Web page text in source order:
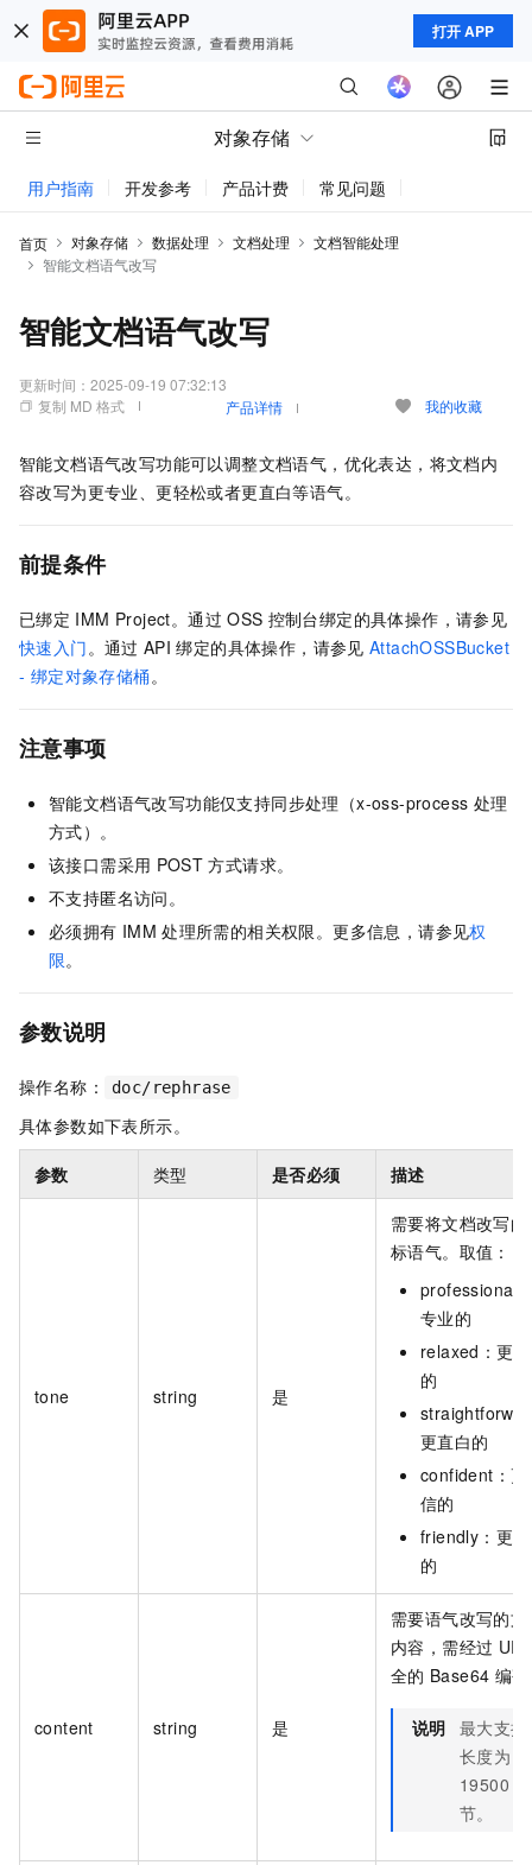
打开 APP
对象存储
用户指南 开发参考 产品计费 常见问题
首页 对象存储 数据处理 文档处理
文档智能处理
智能文档语气改写
智能文档语气改写
更新时间： 2025-09-19 07:32:13
复制 MD 格式
产品详情 我的收藏
智能文档语气改写功能可以调整文档语气，优化表达，将文档内
容改写为更专业、更轻松或者更直白等语气。
前提条件
已绑定 IMM Project。通过 OSS 控制台绑定的具体操作，请参见
快速入门。通过 API 绑定的具体操作，请参见 AttachOSSBucket
- 绑定对象存储桶。
注意事项
智能文档语气改写功能仅支持同步处理（x-oss-process 处理
方式）。
该接口需采用 POST 方式请求。
不支持匿名访问。
必须拥有 IMM 处理所需的相关权限。更多信息，请参见权
限。
参数说明
操作名称： doc/rephrase
具体参数如下表所示。
参数 类型 是否必须 描述
tone string 是
需要将文档改写的
标语气。取值：
professional
专业的
relaxed：更
的
更直白的
confident：更
信的
friendly：更
的
content string 是
需要语气改写的文
内容，需经过 URL
全的 Base64 编
说明 最大支持
长度为
19500
节。